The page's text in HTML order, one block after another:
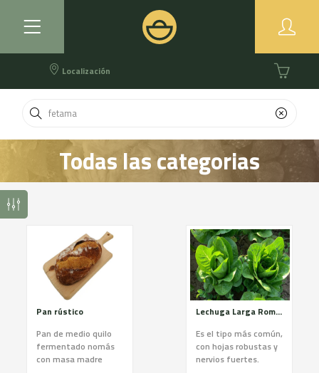
Localización
Todas las categorias
Pan rústico
Pan de medio quilo
fermentado nomás
con masa madre
Lechuga Larga Romana
Es el tipo más común,
con hojas robustas y
nervios fuertes.